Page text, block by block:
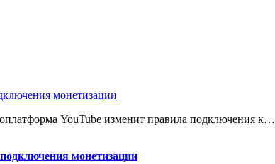
монетизации
YouTube изменит правила подключения к…
монетизации